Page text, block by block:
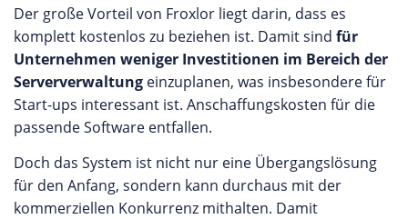
Der große Vorteil von Froxlor liegt darin, dass es
komplett kostenlos zu beziehen ist. Damit sind für
Unternehmen weniger Investitionen im Bereich der
Serververwaltung einzuplanen, was insbesondere für
Start-ups interessant ist. Anschaffungskosten für die
passende Software entfallen.
Doch das System ist nicht nur eine Übergangslösung
für den Anfang, sondern kann durchaus mit der
kommerziellen Konkurrenz mithalten. Damit